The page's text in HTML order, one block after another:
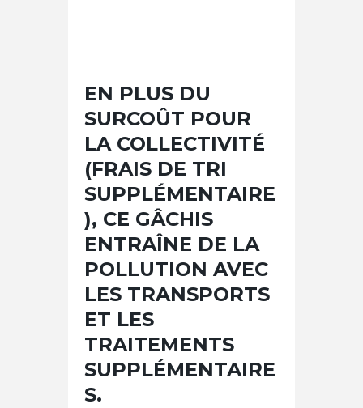
EN PLUS DU
SURCOÛT POUR
LA COLLECTIVITÉ
(FRAIS DE TRI
SUPPLÉMENTAIRE
), CE GÂCHIS
ENTRAÎNE DE LA
POLLUTION AVEC
LES TRANSPORTS
ET LES
TRAITEMENTS
SUPPLÉMENTAIRE
S.